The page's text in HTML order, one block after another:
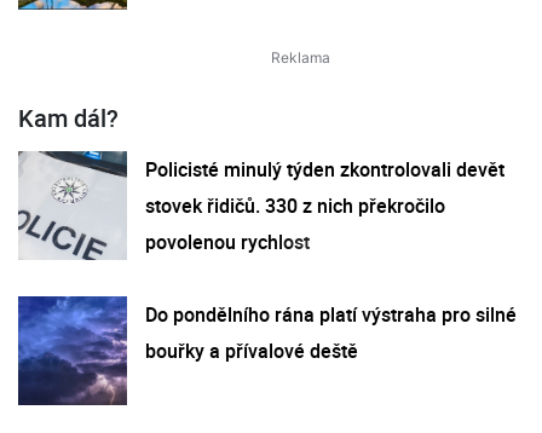
Kam dál?
Policisté minulý týden zkontrolovali devět
stovek řidičů. 330 z nich překročilo
povolenou rychlost
Do pondělního rána platí výstraha pro silné
bouřky a přívalové deště